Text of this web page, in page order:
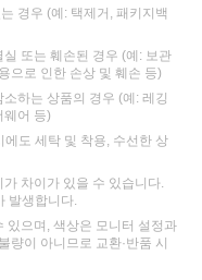
경우 (예: 택제거, 패키지백
또는 훼손된 경우 (예: 보관
으로 인한 손상 및 훼손 등)
하는 상품의 경우 (예: 레깅
웨어 등)
도 세탁 및 착용, 수선한 상
차이가 있을 수 있습니다.
발생합니다.
있으며, 색상은 모니터 설정과
량이 아니므로 교환·반품 시